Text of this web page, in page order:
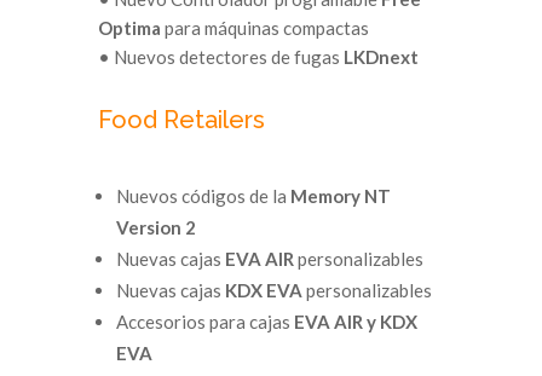
Optima para máquinas compactas
• Nuevos detectores de fugas LKDnext
Food Retailers
Nuevos códigos de la Memory NT
Version 2
Nuevas cajas EVA AIR personalizables
Nuevas cajas KDX EVA personalizables
Accesorios para cajas EVA AIR y KDX
EVA